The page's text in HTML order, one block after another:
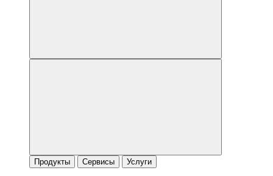
Продукты Сервисы Услуги